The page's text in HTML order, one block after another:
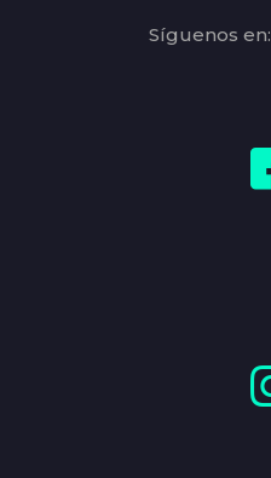
Síguenos en: